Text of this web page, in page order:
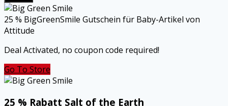
25 % BigGreenSmile Gutschein für Baby-Artikel von
Attitude
Deal Activated, no coupon code required!
Go To Store
25 % Rabatt Salt of the Earth